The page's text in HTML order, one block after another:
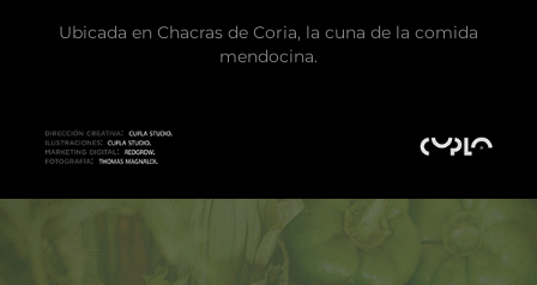
Ubicada en Chacras de Coria, la cuna de la comida
mendocina.